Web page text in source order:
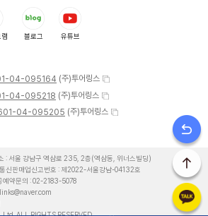
블로그 유튜브
04-095164 (주)투어링스
04-095218 (주)투어링스
04-095205 (주)투어링스
: 서울 강남구 역삼로 235, 2층(역삼동, 위너스빌딩)
통신판매업신고번호 : 제2022-서울강남-04132호
예약문의 :02-2183-5078